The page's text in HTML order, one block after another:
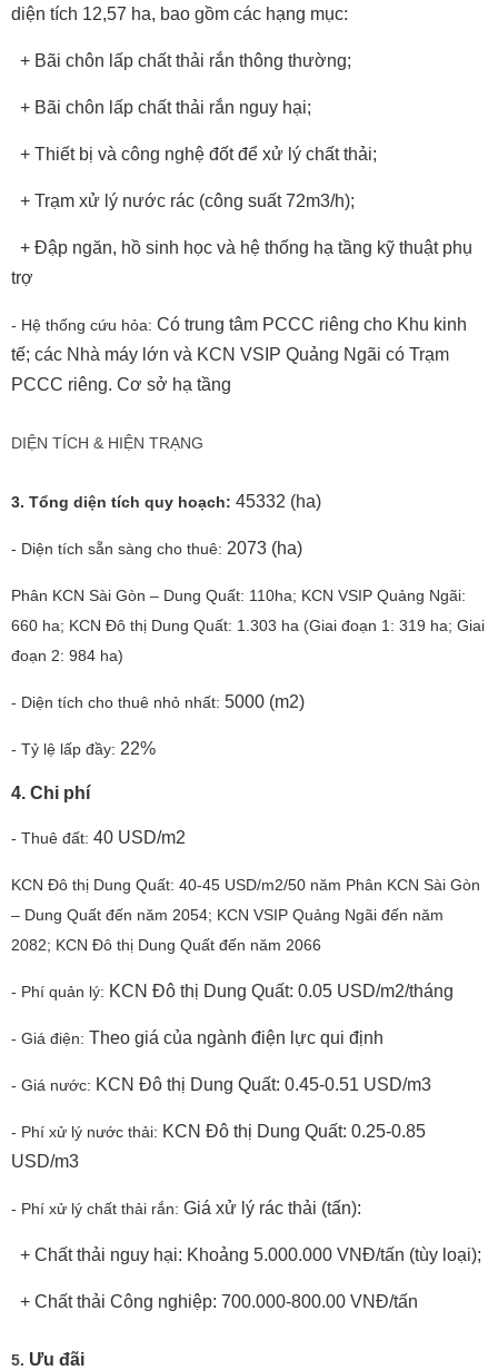
diện tích 12,57 ha, bao gồm các hạng mục:
+ Bãi chôn lấp chất thải rắn thông thường;
+ Bãi chôn lấp chất thải rắn nguy hại;
+ Thiết bị và công nghệ đốt để xử lý chất thải;
+ Trạm xử lý nước rác (công suất 72m3/h);
+ Đập ngăn, hồ sinh học và hệ thống hạ tầng kỹ thuật phụ
trợ
- Hệ thống cứu hỏa: Có trung tâm PCCC riêng cho Khu kinh
tế; các Nhà máy lớn và KCN VSIP Quảng Ngãi có Trạm
PCCC riêng. Cơ sở hạ tầng
DIỆN TÍCH & HIỆN TRẠNG
3. Tổng diện tích quy hoạch: 45332 (ha)
- Diện tích sẵn sàng cho thuê: 2073 (ha)
Phân KCN Sài Gòn – Dung Quất: 110ha; KCN VSIP Quảng Ngãi:
660 ha; KCN Đô thị Dung Quất: 1.303 ha (Giai đoạn 1: 319 ha; Giai
đoạn 2: 984 ha)
- Diện tích cho thuê nhỏ nhất: 5000 (m2)
- Tỷ lệ lấp đầy: 22%
4. Chi phí
- Thuê đất: 40 USD/m2
KCN Đô thị Dung Quất: 40-45 USD/m2/50 năm Phân KCN Sài Gòn
– Dung Quất đến năm 2054; KCN VSIP Quảng Ngãi đến năm
2082; KCN Đô thị Dung Quất đến năm 2066
- Phí quản lý: KCN Đô thị Dung Quất: 0.05 USD/m2/tháng
- Giá điện: Theo giá của ngành điện lực qui định
- Giá nước: KCN Đô thị Dung Quất: 0.45-0.51 USD/m3
- Phí xử lý nước thải: KCN Đô thị Dung Quất: 0.25-0.85
USD/m3
- Phí xử lý chất thải rắn: Giá xử lý rác thải (tấn):
+ Chất thải nguy hại: Khoảng 5.000.000 VNĐ/tấn (tùy loại);
+ Chất thải Công nghiệp: 700.000-800.00 VNĐ/tấn
5. Ưu đãi